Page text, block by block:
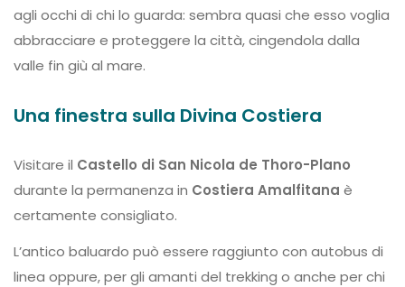
agli occhi di chi lo guarda: sembra quasi che esso voglia
abbracciare e proteggere la città, cingendola dalla
valle fin giù al mare.
Una finestra sulla Divina Costiera
Visitare il Castello di San Nicola de Thoro-Plano
durante la permanenza in Costiera Amalfitana è
certamente consigliato.
L’antico baluardo può essere raggiunto con autobus di
linea oppure, per gli amanti del trekking o anche per chi